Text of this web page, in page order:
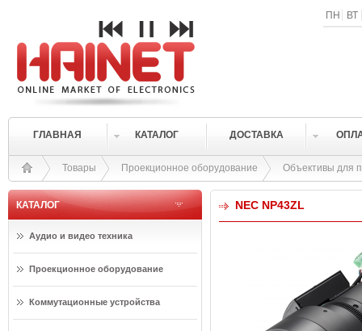
ПН ВТ
ГЛАВНАЯ КАТАЛОГ ДОСТАВКА
Товары Проекционное оборудование Объективы для
КАТАЛОГ
Аудио и видео техника
Проекционное оборудование
Коммутационные устройства
NEC NP43ZL